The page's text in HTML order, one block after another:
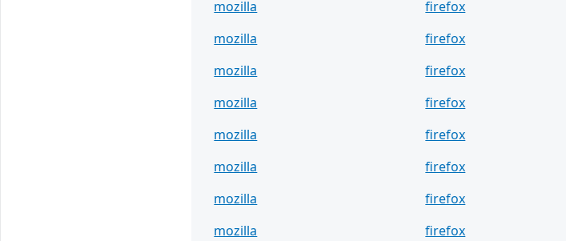
mozilla
firefox
mozilla
firefox
mozilla
firefox
mozilla
firefox
mozilla
firefox
mozilla
firefox
mozilla
firefox
mozilla
firefox